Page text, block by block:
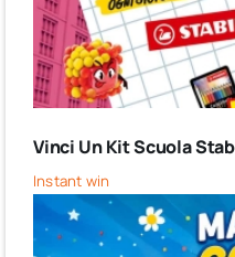
Vinci Un Kit Scuola
Instant win